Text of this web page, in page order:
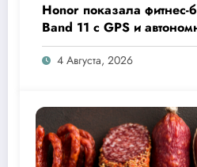
Honor показала фитнес-
Band 11 с GPS и
26 дней
4 Августа, 2026